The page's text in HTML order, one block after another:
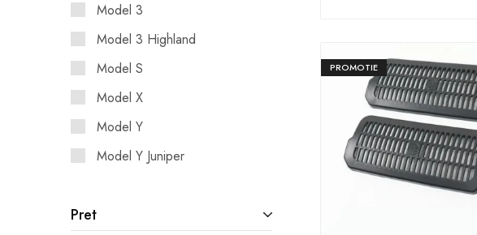
PROMOTIE
Model 3
Model 3 Highland
Model S
Model X
Model Y
Model Y Juniper
Pret